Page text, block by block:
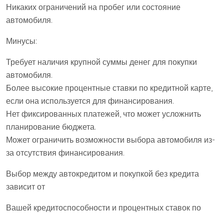
Никаких ограничений на пробег или состояние
автомобиля.
Минусы:
Требует наличия крупной суммы денег для покупки
автомобиля.
Более высокие процентные ставки по кредитной карте,
если она используется для финансирования.
Нет фиксированных платежей, что может усложнить
планирование бюджета.
Может ограничить возможности выбора автомобиля из-
за отсутствия финансирования.
Выбор между автокредитом и покупкой без кредита
зависит от
Вашей кредитоспособности и процентных ставок по